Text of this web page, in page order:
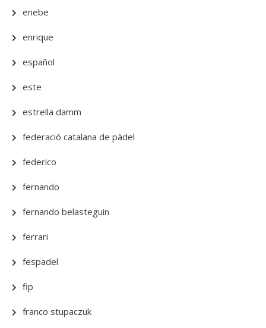
enebe
enrique
español
este
estrella damm
federació catalana de pàdel
federico
fernando
fernando belasteguin
ferrari
fespadel
fip
franco stupaczuk